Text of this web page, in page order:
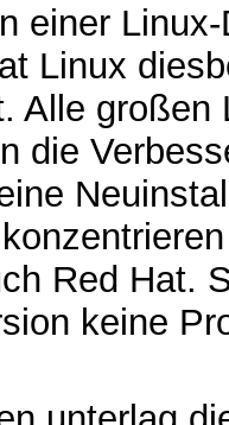
einer
Linux
Alle
die
Red Hat.
keine